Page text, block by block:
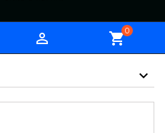
 shopping_cart0